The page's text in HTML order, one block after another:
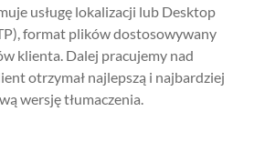
usługę lokalizacji lub Desktop
format plików dostosowywany
klienta. Dalej pracujemy nad
otrzymał najlepszą i najbardziej
wersję tłumaczenia.